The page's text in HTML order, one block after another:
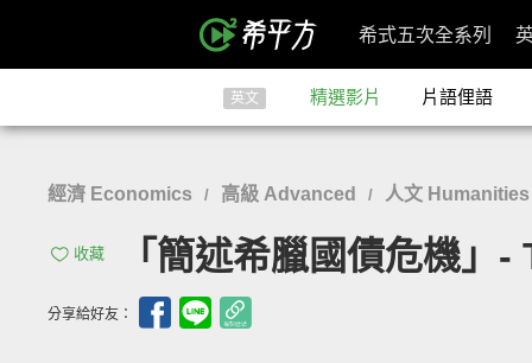
希式五次全系列
英文 精選影片 片語俚語
經濟 Economics / 高級 Advanced / 人文
收藏 「簡述希臘國債危機
分享給好友：